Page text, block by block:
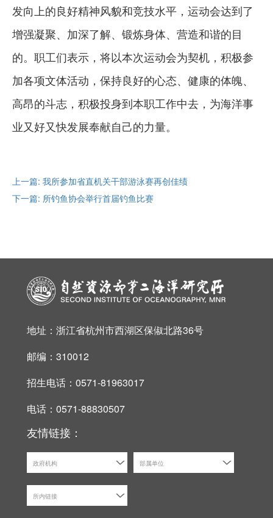
发向上的良好精神风貌和竞技水平，运动会达到了
增强凝聚、加深了解、锻炼身体、营造和谐的目
的。职工们表示，将以本次运动会为契机，积极参
加各项文体活动，保持良好的心态、健康的体魄、
高昂的斗志，积极投身到本职工作中去，为海洋事
业又好又快发展奉献自己的力量。
上一篇: 我所参加省直机关干部游泳赛再创佳绩
下一篇: 所钓鱼协会举行首届钓鱼比赛
地址：浙江省杭州市西湖区保俶北路36号
邮编：310012
招生电话：0571-81963017
电话：0571-88830507
友情链接：
政府机构 部属单位
所内链接